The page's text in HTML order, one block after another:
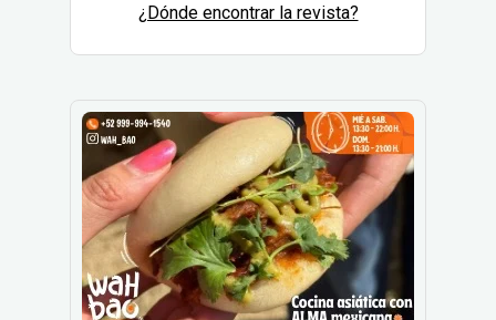
¿Dónde encontrar la revista?